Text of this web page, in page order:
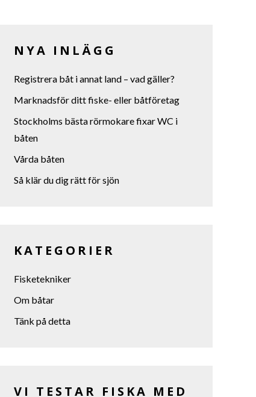
NYA INLÄGG
Registrera båt i annat land – vad gäller?
Marknadsför ditt fiske- eller båtföretag
Stockholms bästa rörmokare fixar WC i
båten
Vårda båten
Så klär du dig rätt för sjön
KATEGORIER
Fisketekniker
Om båtar
Tänk på detta
VI TESTAR FISKA MED